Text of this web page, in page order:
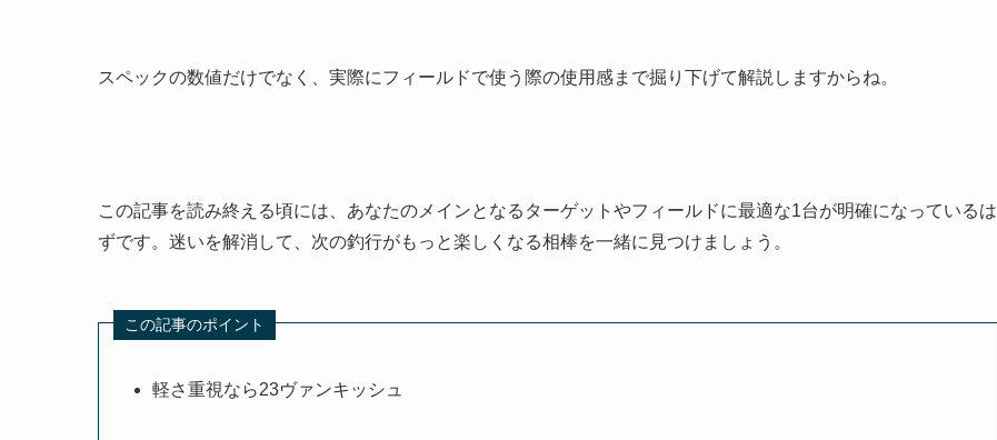
スペックの数値だけでなく、実際にフィールドで使う際の使用感まで掘り下げて解説しますからね。
この記事を読み終える頃には、あなたのメインとなるターゲットやフィールドに最適な1台が明確になっているは
ずです。迷いを解消して、次の釣行がもっと楽しくなる相棒を一緒に見つけましょう。
この記事のポイント
軽さ重視なら23ヴァンキッシュ